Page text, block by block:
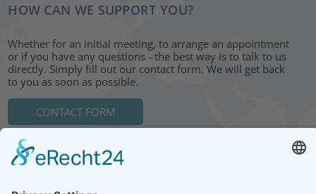
HOW CAN WE SUPPORT YOU?
Whether for an initial meeting, to arrange an appointment
or if you have any questions - the best way is to talk to us
directly. Simply fill out our contact form. We will get back
to you as soon as possible.
CONTACT FORM